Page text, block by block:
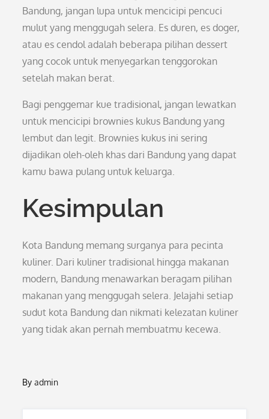
Bandung, jangan lupa untuk mencicipi pencuci
mulut yang menggugah selera. Es duren, es doger,
atau es cendol adalah beberapa pilihan dessert
yang cocok untuk menyegarkan tenggorokan
setelah makan berat.
Bagi penggemar kue tradisional, jangan lewatkan
untuk mencicipi brownies kukus Bandung yang
lembut dan legit. Brownies kukus ini sering
dijadikan oleh-oleh khas dari Bandung yang dapat
kamu bawa pulang untuk keluarga.
Kesimpulan
Kota Bandung memang surganya para pecinta
kuliner. Dari kuliner tradisional hingga makanan
modern, Bandung menawarkan beragam pilihan
makanan yang menggugah selera. Jelajahi setiap
sudut kota Bandung dan nikmati kelezatan kuliner
yang tidak akan pernah membuatmu kecewa.
Byadmin